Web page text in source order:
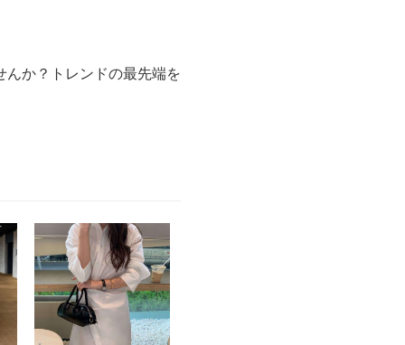
か？トレンドの最先端を